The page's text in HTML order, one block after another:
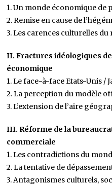
1. Un monde économique de
2. Remise en cause de
3. Les carences culturelles
II. Fractures idéologiques
économique
1. Le face-à-face Etats-Unis /
2. La perception du modèle
3. L’extension de l’aire
III. Réforme de la
commerciale
1. Les contradictions du
2. La tentative de
3. Antagonismes culturels,